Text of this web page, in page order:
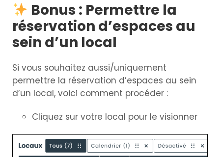
Bonus : Permettre la
réservation d’espaces au
sein d’un local
Si vous souhaitez aussi/uniquement
permettre la réservation d’espaces au sein
d’un local, voici comment procéder :
Cliquez sur votre local pour le visionner